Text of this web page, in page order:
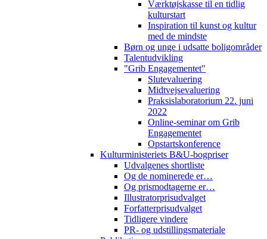
Værktøjskasse til en tidlig
kulturstart
Inspiration til kunst og kultur
med de mindste
Børn og unge i udsatte boligområder
Talentudvikling
"Grib Engagementet"
Slutevaluering
Midtvejsevaluering
Praksislaboratorium 22. juni
2022
Online-seminar om Grib
Engagementet
Opstartskonference
Kulturministeriets B&U-bogpriser
Udvalgenes shortliste
Og de nominerede er…
Og prismodtagerne er…
Illustratorprisudvalget
Forfatterprisudvalget
Tidligere vindere
PR- og udstillingsmateriale